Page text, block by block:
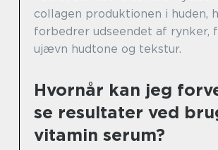
collagen produktionen i huden,
forbedrer udseendet af rynker,
ujævn hudtone og tekstur.
Hvornår kan jeg
se resultater ved
vitamin serum?